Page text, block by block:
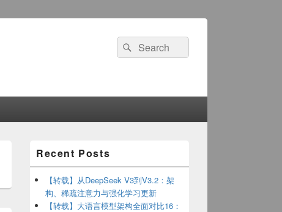
Search
for:
Search
Sidebar
Widget
Area
Recent Posts
【转载】从DeepSeek V3到V3.2：架
构、稀疏注意力与强化学习更新
【转载】大语言模型架构全面对比16：